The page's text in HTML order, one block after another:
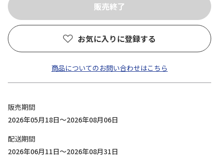
お気に入りに登録する
商品についてのお問い合わせはこちら
販売期間
2026年05月18日～2026年08月06日
配送期間
2026年06月11日～2026年08月31日